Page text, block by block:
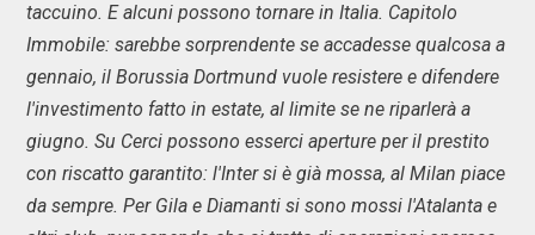
taccuino. E alcuni possono tornare in Italia. Capitolo
Immobile: sarebbe sorprendente se accadesse qualcosa a
gennaio, il Borussia Dortmund vuole resistere e difendere
l'investimento fatto in estate, al limite se ne riparlerà a
giugno. Su Cerci possono esserci aperture per il prestito
con riscatto garantito: l'Inter si è già mossa, al Milan piace
da sempre. Per Gila e Diamanti si sono mossi l'Atalanta e